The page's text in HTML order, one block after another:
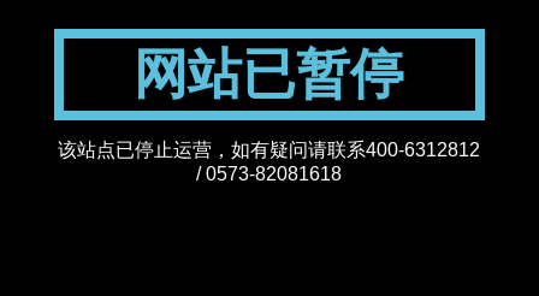
网站已暂停
该站点已停止运营，如有疑问请联系400-6312812
/ 0573-82081618